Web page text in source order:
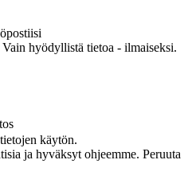
hyödyllistä tietoa - ilmaiseksi.
käytön.
ja hyväksyt ohjeemme. Peruuta